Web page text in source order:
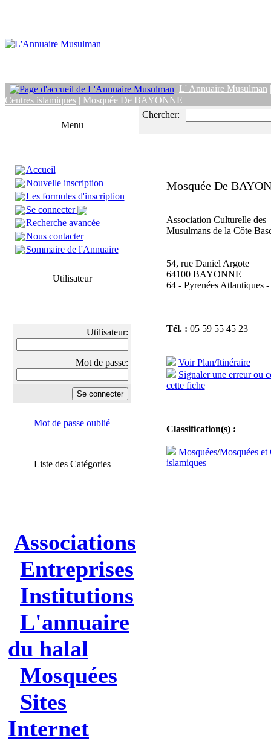
L' Annuaire Musulman
Centres islamiques | Mosquée De BAYONNE
Menu
Accueil
Nouvelle inscription
Les formules d'inscription
Se connecter
Recherche avancée
Nous contacter
Sommaire de l'Annuaire
Utilisateur
Utilisateur:
Mot de passe:
Mot de passe oublié
Liste des Catégories
Associations
Entreprises
Institutions
L'annuaire
du halal
Mosquées
Sites
Internet
Chercher:
Mosquée De
Association Culturelle des
Musulmans de la Côte
54, rue Daniel Argote
64100 BAYONNE
64 - Pyrenées Atlantiques -
Tél. : 05 59 55 45 23
Voir Plan/Itinéraire
Signaler une erreur ou
cette fiche
Classification(s) :
Mosquées/Mosquées et
islamiques